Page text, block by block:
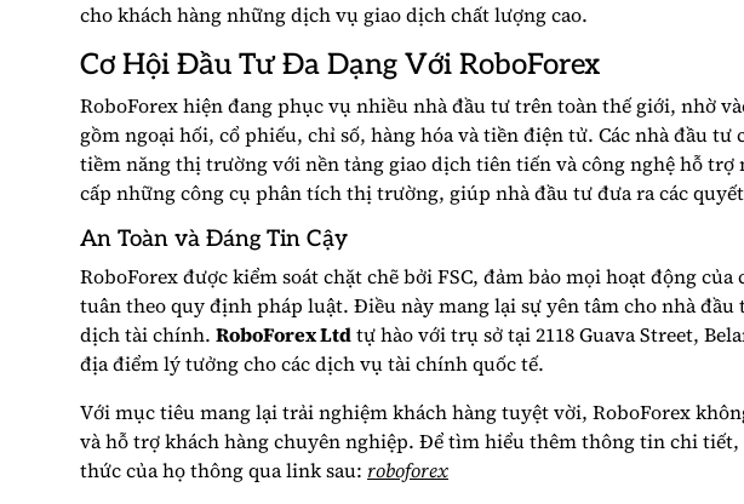
cho khách hàng những dịch vụ giao dịch chất lượng cao.
Cơ Hội Đầu Tư Đa Dạng Với RoboForex
RoboForex hiện đang phục vụ nhiều nhà đầu tư trên toàn thế giới, nhờ
gồm ngoại hối, cổ phiếu, chỉ số, hàng hóa và tiền điện tử. Các nhà đầu tư
tiềm năng thị trường với nền tảng giao dịch tiên tiến và công nghệ hỗ trợ
cấp những công cụ phân tích thị trường, giúp nhà đầu tư đưa ra các
An Toàn và Đáng Tin Cậy
RoboForex được kiểm soát chặt chẽ bởi FSC, đảm bảo mọi hoạt động
tuân theo quy định pháp luật. Điều này mang lại sự yên tâm cho nhà đầu
dịch tài chính. RoboForex Ltdtự hào với trụ sở tại 2118 Guava Street,
địa điểm lý tưởng cho các dịch vụ tài chính quốc tế.
Với mục tiêu mang lại trải nghiệm khách hàng tuyệt vời, RoboForex
và hỗ trợ khách hàng chuyên nghiệp. Để tìm hiểu thêm thông tin chi
thức của họ thông qua link sau: roboforex